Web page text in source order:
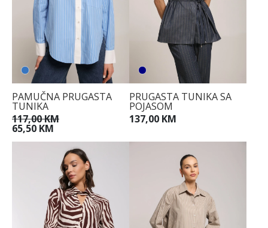
PAMUČNA PRUGASTA
TUNIKA
117,00 KM
65,50 KM
PRUGASTA TUNIKA SA
POJASOM
137,00 KM